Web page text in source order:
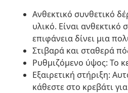
Ανθεκτικό συνθετικό
υλικό. Είναι
επιφάνεια δίνει μια
Στιβαρά και σταθερά
Ρυθμιζόμενο ύψος: Το
Εξαιρετική στήριξη:
κάθεστε στο κρεβάτι